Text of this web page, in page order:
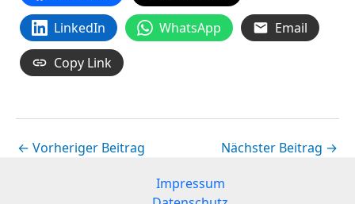
LinkedIn
WhatsApp
Email
Copy Link
← Vorheriger Beitrag Nächster Beitrag →
Impressum